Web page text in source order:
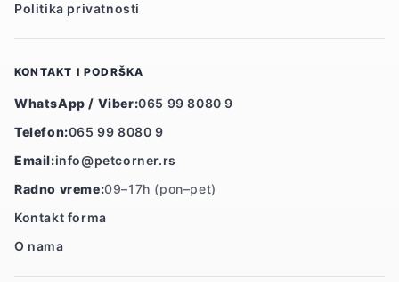
Politika privatnosti
KONTAKT I PODRŠKA
WhatsApp / Viber:065 99 8080 9
Telefon:065 99 8080 9
Email:info@petcorner.rs
Radno vreme:09–17h (pon–pet)
Kontakt forma
O nama